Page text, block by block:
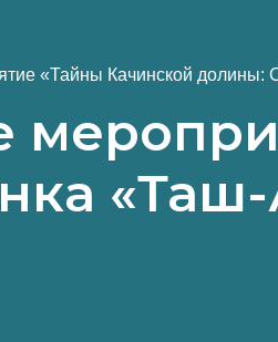
«Тайны Качинской долины: